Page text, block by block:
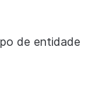
de entidade